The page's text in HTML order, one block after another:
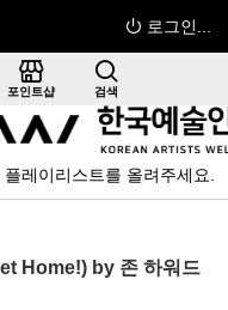
로그인...
포인트샵 검색
레이리스트를 올려주세요.
Home!) by 존 하워드
북5
북5